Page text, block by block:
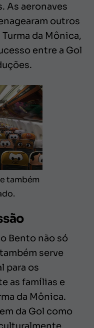
As aeronaves
outros
da Mônica,
entre a Gol
também
Bento não só
serve
para os
as famílias e
da Mônica.
da Gol como